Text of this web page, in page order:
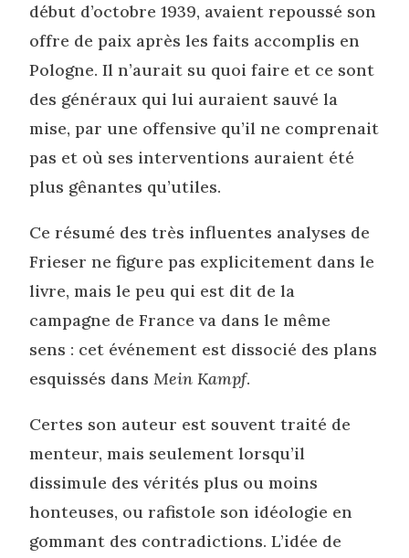
début d’octobre 1939, avaient repoussé son
offre de paix après les faits accomplis en
Pologne. Il n’aurait su quoi faire et ce sont
des généraux qui lui auraient sauvé la
mise, par une offensive qu’il ne comprenait
pas et où ses interventions auraient été
plus gênantes qu’utiles.
Ce résumé des très influentes analyses de
Frieser ne figure pas explicitement dans le
livre, mais le peu qui est dit de la
campagne de France va dans le même
sens : cet événement est dissocié des plans
esquissés dansMein Kampf.
Certes son auteur est souvent traité de
menteur, mais seulement lorsqu’il
dissimule des vérités plus ou moins
honteuses, ou rafistole son idéologie en
gommant des contradictions. L’idée de